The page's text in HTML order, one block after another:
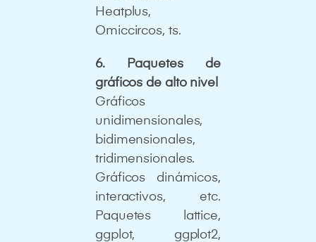
Heatplus,
Omiccircos, ts.
6. Paquetes de
gráficos de alto nivel
Gráficos
unidimensionales,
bidimensionales,
tridimensionales.
Gráficos dinámicos,
interactivos, etc.
Paquetes lattice,
ggplot, ggplot2,